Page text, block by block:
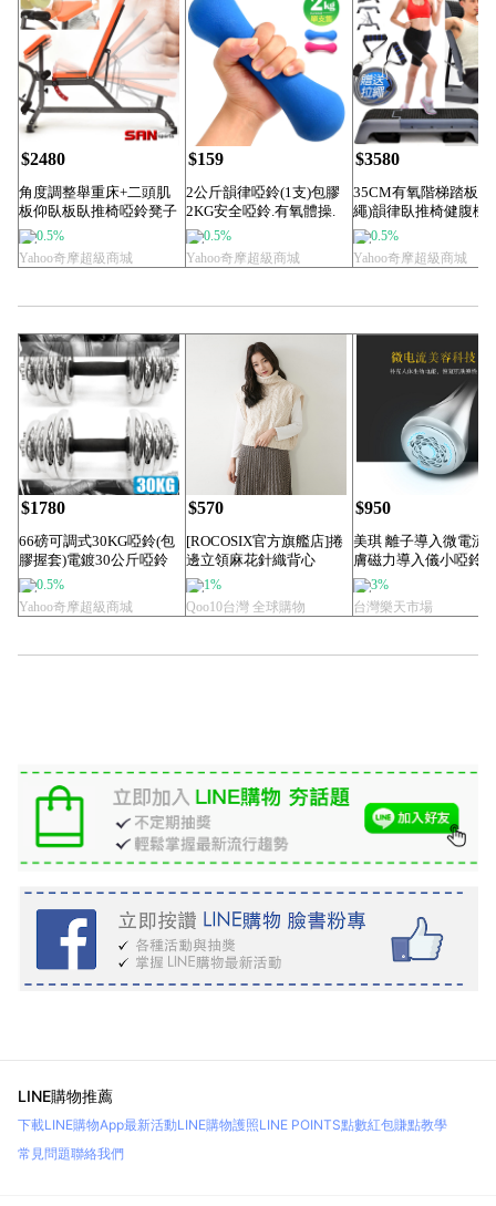
$2480
角度調整舉重床+二頭肌
板仰臥板臥推椅啞鈴凳子
可調式訓練椅槓鈴...
0.5%
Yahoo奇摩超級商城
$159
2公斤韻律啞鈴(1支)包膠
2KG安全啞鈴.有氧體操.
重力舉重...
0.5%
Yahoo奇摩超級商城
$3580
35CM有氧階梯踏板(
繩)韻律臥推椅健腹機
腹器.舉重量...
0.5%
Yahoo奇摩超級商城
$1780
66磅可調式30KG啞鈴(包
膠握套)電鍍30公斤啞鈴
組合短槓...
0.5%
Yahoo奇摩超級商城
$570
[ROCOSIX官方旗艦店]捲
邊立領麻花針織背心
1%
Qoo10台灣 全球購物
$950
美琪 離子導入微電流
膚磁力導入儀小啞鈴
儀眼部臉部
3%
台灣樂天市場
LINE購物推薦
下載LINE購物App最新活動LINE購物護照LINE POINTS點數紅包賺點教學
常見問題聯絡我們